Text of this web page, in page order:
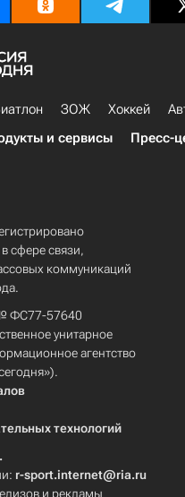
ЗОЖ Хоккей
и сервисы Пресс-
сфере связи,
коммуникаций
№ ФС77-57640
унитарное
агентство
технологий
r-sport.internet@ria.ru
и рекламы